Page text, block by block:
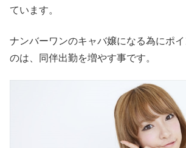
ています。
ナンバーワンのキャバ嬢になる為にポ
のは、同伴出勤を増やす事です。